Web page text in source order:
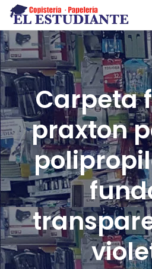
El Estudiante
Copistería
Papelería
Servicios
Novedades
Carpeta
praxton